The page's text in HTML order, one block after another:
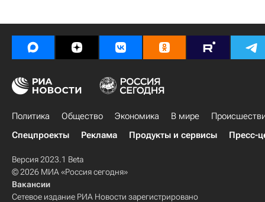
Политика Общество Экономика В мире
Спецпроекты
Реклама Продукты и сервисы Пресс-
Версия 2023.1 Beta
© 2026 МИА «Россия сегодня»
Вакансии
Сетевое издание РИА Новости зарегистрировано